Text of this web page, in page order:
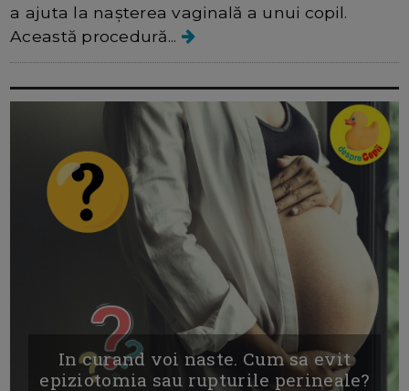
a ajuta la nașterea vaginală a unui copil.
Această procedură...
In curand voi naste. Cum sa evit
epiziotomia sau rupturile perineale?